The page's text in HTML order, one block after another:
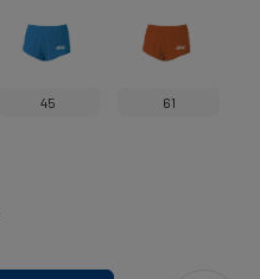
45 61